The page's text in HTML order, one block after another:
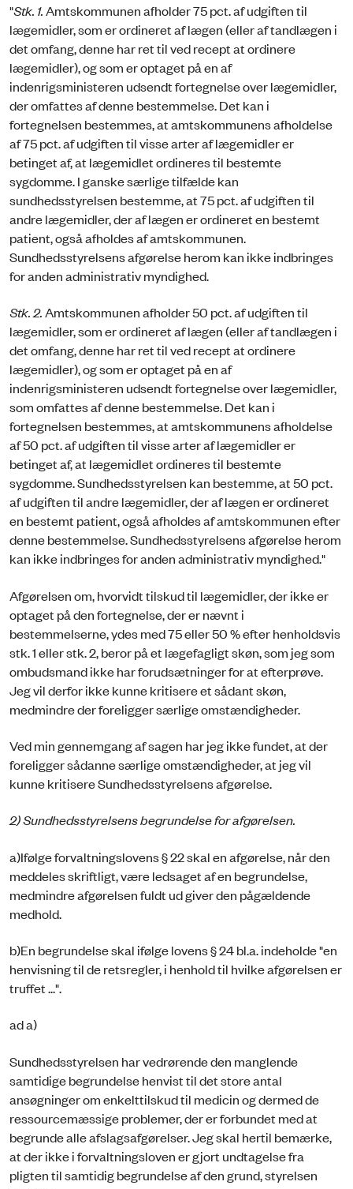
"Stk. 1.Amtskommunen afholder 75 pct. af udgiften til
lægemidler, som er ordineret af lægen (eller af tandlægen i
det omfang, denne har ret til ved recept at ordinere
lægemidler), og som er optaget på en af
indenrigsministeren udsendt fortegnelse over lægemidler,
der omfattes af denne bestemmelse. Det kan i
fortegnelsen bestemmes, at amtskommunens afholdelse
af 75 pct. af udgiften til visse arter af lægemidler er
betinget af, at lægemidlet ordineres til bestemte
sygdomme. I ganske særlige tilfælde kan
sundhedsstyrelsen bestemme, at 75 pct. af udgiften til
andre lægemidler, der af lægen er ordineret en bestemt
patient, også afholdes af amtskommunen.
Sundhedsstyrelsens afgørelse herom kan ikke indbringes
for anden administrativ myndighed.
Stk. 2.Amtskommunen afholder 50 pct. af udgiften til
lægemidler, som er ordineret af lægen (eller af tandlægen i
det omfang, denne har ret til ved recept at ordinere
lægemidler), og som er optaget på en af
indenrigsministeren udsendt fortegnelse over lægemidler,
som omfattes af denne bestemmelse. Det kan i
fortegnelsen bestemmes, at amtskommunens afholdelse
af 50 pct. af udgiften til visse arter af lægemidler er
betinget af, at lægemidlet ordineres til bestemte
sygdomme. Sundhedsstyrelsen kan bestemme, at 50 pct.
af udgiften til andre lægemidler, der af lægen er ordineret
en bestemt patient, også afholdes af amtskommunen efter
denne bestemmelse. Sundhedsstyrelsens afgørelse herom
kan ikke indbringes for anden administrativ myndighed."
Afgørelsen om, hvorvidt tilskud til lægemidler, der ikke er
optaget på den fortegnelse, der er nævnt i
bestemmelserne, ydes med 75 eller 50 % efter henholdsvis
stk. 1 eller stk. 2, beror på et lægefagligt skøn, som jeg som
ombudsmand ikke har forudsætninger for at efterprøve.
Jeg vil derfor ikke kunne kritisere et sådant skøn,
medmindre der foreligger særlige omstændigheder.
Ved min gennemgang af sagen har jeg ikke fundet, at der
foreligger sådanne særlige omstændigheder, at jeg vil
kunne kritisere Sundhedsstyrelsens afgørelse.
2) Sundhedsstyrelsens begrundelse for afgørelsen.
a)Ifølge forvaltningslovens § 22 skal en afgørelse, når den
meddeles skriftligt, være ledsaget af en begrundelse,
medmindre afgørelsen fuldt ud giver den pågældende
medhold.
b)En begrundelse skal ifølge lovens § 24 bl.a. indeholde "en
henvisning til de retsregler, i henhold til hvilke afgørelsen er
truffet ...".
ad a)
Sundhedsstyrelsen har vedrørende den manglende
samtidige begrundelse henvist til det store antal
ansøgninger om enkelttilskud til medicin og dermed de
ressourcemæssige problemer, der er forbundet med at
begrunde alle afslagsafgørelser. Jeg skal hertil bemærke,
at der ikke i forvaltningsloven er gjort undtagelse fra
pligten til samtidig begrundelse af den grund, styrelsen